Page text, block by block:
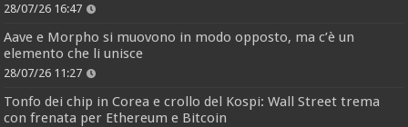
28/07/26 16:47
Aave e Morpho si muovono in modo opposto, ma c’è un
elemento che li unisce
28/07/26 11:27
Tonfo dei chip in Corea e crollo del Kospi: Wall Street trema
con frenata per Ethereum e Bitcoin